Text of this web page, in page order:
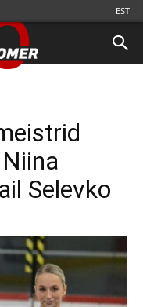
EST
Selevko